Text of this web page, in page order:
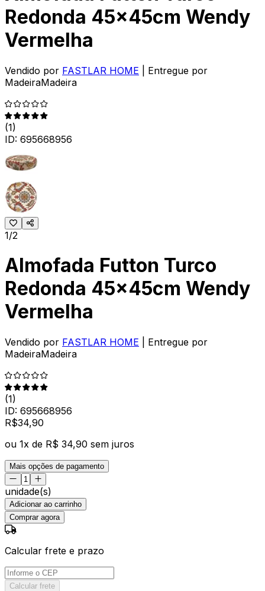
Redonda 45x45cm Wendy
Vermelha
Vendido por FASTLAR HOME
| Entregue por
MadeiraMadeira
(1)
ID: 695668956
1/2
Almofada Futton Turco
Redonda 45x45cm Wendy
Vermelha
Vendido por FASTLAR HOME
| Entregue por
MadeiraMadeira
(1)
ID: 695668956
R$34,90
ou 1x de R$ 34,90 sem juros
Mais opções de pagamento
unidade(s)
Adicionar ao carrinho
Comprar agora
Calcular frete e prazo
Calcular frete